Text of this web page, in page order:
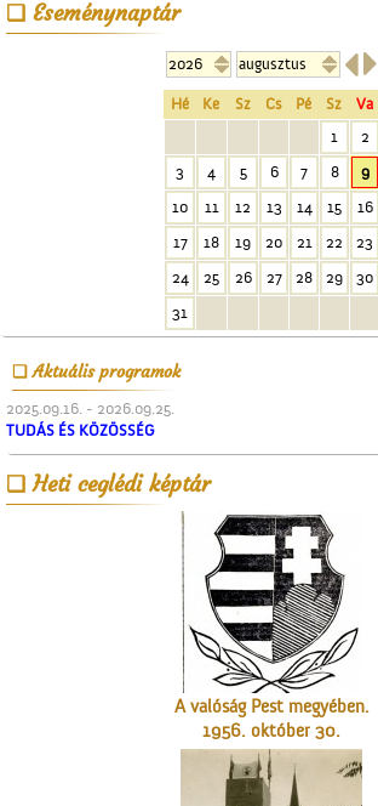
Eseménynaptár

Hé Ke Sz Cs Pé Sz
Va
1
2
3
4 5 6 7 8
9
10
11 12 13 14 15
16
17
18 19 20 21 22
23
24
25 26 27 28 29
30
31
Aktuális programok
2025.09.16. - 2026.09.25.
TUDÁS ÉS KÖZÖSSÉG
Heti ceglédi képtár
A lopakodó történelem
A Gubody utcában
A valóság Pest megyében.
1956. október 30.